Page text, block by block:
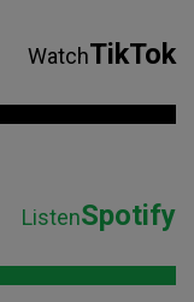
WatchTikTok
ListenSpotify